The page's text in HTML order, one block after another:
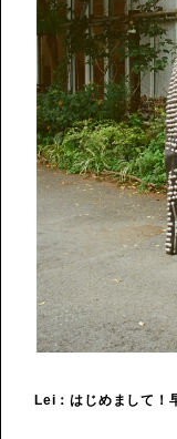
Lei：はじめまして！